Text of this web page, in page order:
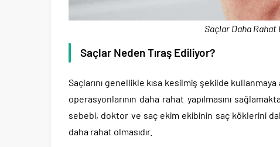
Saçlar Daha Rahat
Saçlar Neden Tıraş Ediliyor?
Saçlarını genellikle kısa kesilmiş şekilde
operasyonlarının daha rahat yapılmasını
sebebi, doktor ve saç ekim ekibinin saç köklerini
daha rahat olmasıdır.